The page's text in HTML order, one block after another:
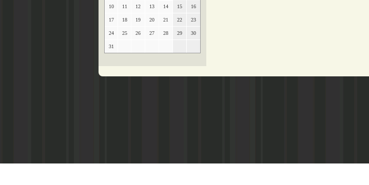
10 11 12 13 14 15 16
17 18 19 20 21 22 23
24 25 26 27 28 29 30
31